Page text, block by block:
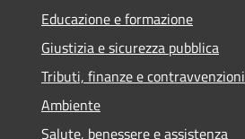
Educazione e formazione
Giustizia e sicurezza pubblica
Tributi, finanze e contravvenzioni
Ambiente
Salute, benessere e assistenza